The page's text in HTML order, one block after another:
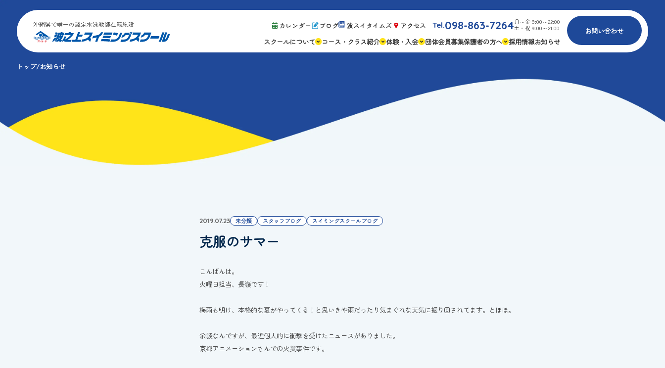
沖縄県で唯一の認定水泳教師在籍施設 カレンダー ブログ 波スイタイムズ アクセス Tel.098-863-7264月～金 9:00～22:00
土・祝 9:00～21:00
お問い合わせ
スクールについて
コース・クラス紹介 体験・入会
キャンペーン情報
よくある質問
団体会員募集保護者の方へ
ゴールデンエイジ
採用情報お知らせ
トップ お知らせ
2019.07.23 未分類 スタッフブログ スイミングスクールブログ
克服のサマー
こんばんは。
火曜日担当、長嶺です！
梅雨も明け、本格的な夏がやってくる！と思いきや雨だったり気まぐれな天気に振り回されてます。とほほ。
余談なんですが、最近個人的に衝撃を受けたニュースがありました。
京都アニメーションさんでの火災事件です。